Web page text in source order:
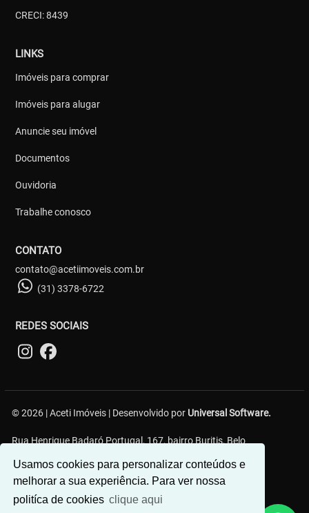
Usamos cookies para personalizar conteúdos e
melhorar a sua experiência. Para ver nossa
politíca de cookies clique aqui
CRECI: 8439
LINKS
Imóveis para comprar
Imóveis para alugar
Anuncie seu imóvel
Documentos
Ouvidoria
Trabalhe conosco
CONTATO
contato@acetiimoveis.com.br
(31) 3378-6722
REDES SOCIAIS
© 2026 | Aceti Imóveis | Desenvolvido por Universal Software.
Rua Henrique Badaró Portugal, 167, bairro Buritis, Belo